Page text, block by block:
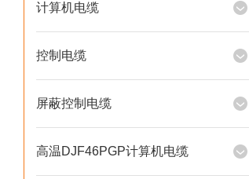
计算机电缆
控制电缆
屏蔽控制电缆
高温DJF46PGP计算机电缆